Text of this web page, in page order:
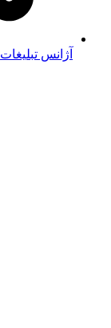
آژانس تبلیغات